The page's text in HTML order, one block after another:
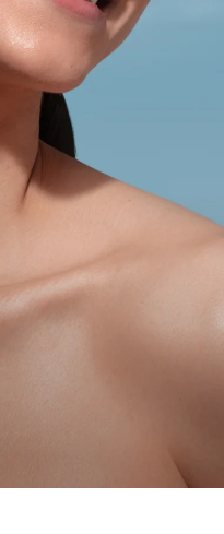
我的訂閱
預計送達日期
預計送達日期
8/11/26
預計送達日期